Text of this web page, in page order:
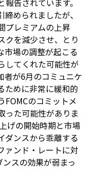
告されています。
められましたが、
プレミアムの上昇
クを減少させ、とり
市場の調整が起こる
してくれた可能性が
者が6月のコミュニケ
ために非常に緩和的
FOMCのコミットメ
った可能性がありま
げの開始時期と市場
ダンスから乖離する
ァンド・レートに対
スの効果が弱まっ